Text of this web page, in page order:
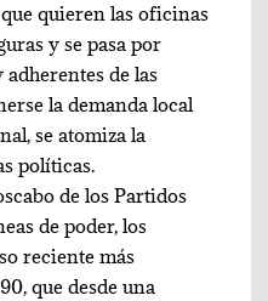
quieren las oficinas
y se pasa por
de las
la demanda local
se atomiza la
políticas.
de los Partidos
de poder, los
reciente más
que desde una